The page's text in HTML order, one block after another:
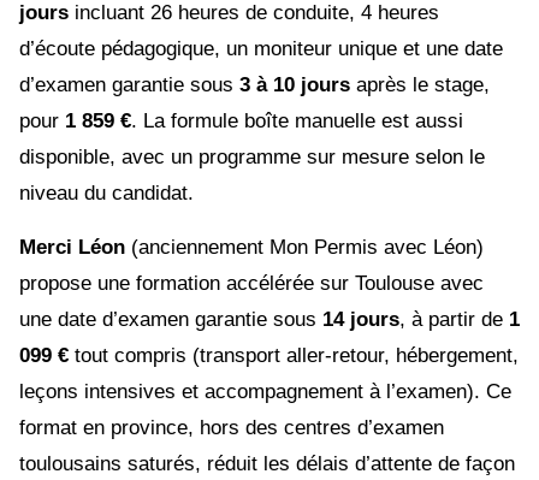
jours incluant 26 heures de conduite, 4 heures
d’écoute pédagogique, un moniteur unique et une date
d’examen garantie sous 3 à 10 jours après le stage,
pour 1 859 €. La formule boîte manuelle est aussi
disponible, avec un programme sur mesure selon le
niveau du candidat.
Merci Léon (anciennement Mon Permis avec Léon)
propose une formation accélérée sur Toulouse avec
une date d’examen garantie sous 14 jours, à partir de 1
099 € tout compris (transport aller-retour, hébergement,
leçons intensives et accompagnement à l’examen). Ce
format en province, hors des centres d’examen
toulousains saturés, réduit les délais d’attente de façon